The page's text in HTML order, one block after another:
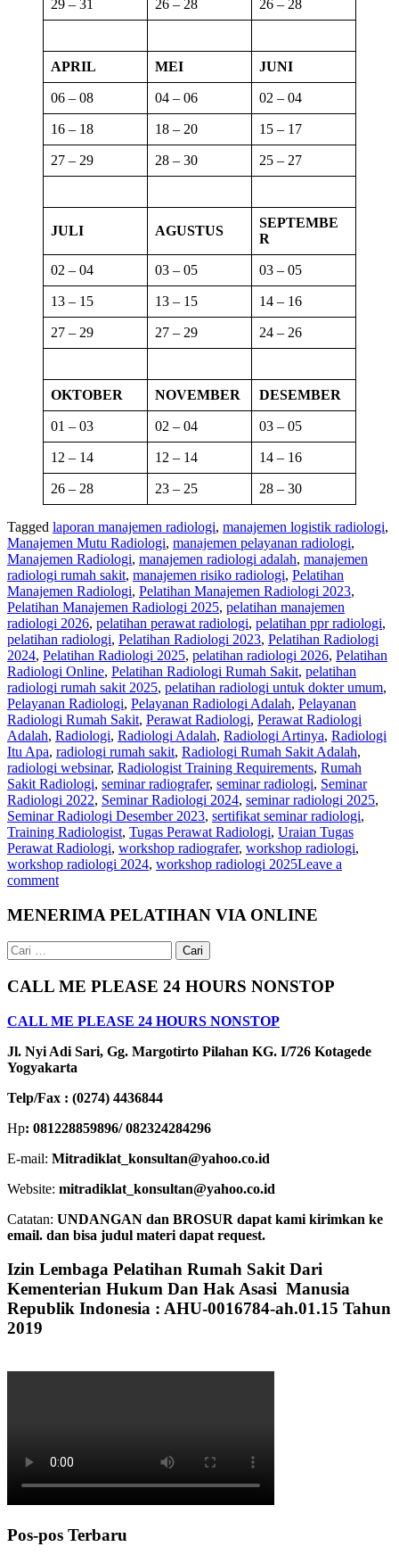
29 – 31 26 – 28 26 – 28
APRIL MEI JUNI
06 – 08 04 – 06 02 – 04
16 – 18 18 – 20 15 – 17
27 – 29 28 – 30 25 – 27
JULI AGUSTUS
SEPTEMBE
R
02 – 04 03 – 05 03 – 05
13 – 15 13 – 15 14 – 16
27 – 29 27 – 29 24 – 26
OKTOBER NOVEMBER DESEMBER
01 – 03 02 – 04 03 – 05
12 – 14 12 – 14 14 – 16
26 – 28 23 – 25 28 – 30
Tagged laporan manajemen radiologi, manajemen logistik radiologi,
Manajemen Mutu Radiologi, manajemen pelayanan radiologi,
Manajemen Radiologi, manajemen radiologi adalah, manajemen
radiologi rumah sakit, manajemen risiko radiologi, Pelatihan
Manajemen Radiologi, Pelatihan Manajemen Radiologi 2023,
Pelatihan Manajemen Radiologi 2025, pelatihan manajemen
radiologi 2026, pelatihan perawat radiologi, pelatihan ppr radiologi,
pelatihan radiologi, Pelatihan Radiologi 2023, Pelatihan Radiologi
2024, Pelatihan Radiologi 2025, pelatihan radiologi 2026, Pelatihan
Radiologi Online, Pelatihan Radiologi Rumah Sakit, pelatihan
radiologi rumah sakit 2025, pelatihan radiologi untuk dokter umum,
Pelayanan Radiologi, Pelayanan Radiologi Adalah, Pelayanan
Radiologi Rumah Sakit, Perawat Radiologi, Perawat Radiologi
Adalah, Radiologi, Radiologi Adalah, Radiologi Artinya, Radiologi
Itu Apa, radiologi rumah sakit, Radiologi Rumah Sakit Adalah,
radiologi websinar, Radiologist Training Requirements, Rumah
Sakit Radiologi, seminar radiografer, seminar radiologi, Seminar
Radiologi 2022, Seminar Radiologi 2024, seminar radiologi 2025,
Seminar Radiologi Desember 2023, sertifikat seminar radiologi,
Training Radiologist, Tugas Perawat Radiologi, Uraian Tugas
Perawat Radiologi, workshop radiografer, workshop radiologi,
workshop radiologi 2024, workshop radiologi 2025Leave a
comment
MENERIMA PELATIHAN VIA ONLINE
Cari
untuk:
CALL ME PLEASE 24 HOURS NONSTOP
CALL ME PLEASE 24 HOURS NONSTOP
Jl. Nyi Adi Sari, Gg. Margotirto Pilahan KG. I/726 Kotagede
Yogyakarta
Telp/Fax : (0274) 4436844
Hp: 081228859896/ 082324284296
E-mail: Mitradiklat_konsultan@yahoo.co.id
Website: mitradiklat_konsultan@yahoo.co.id
Catatan: UNDANGAN dan BROSUR dapat kami kirimkan ke
email. dan bisa judul materi dapat request.
Izin Lembaga Pelatihan Rumah Sakit Dari
Kementerian Hukum Dan Hak Asasi Manusia
Republik Indonesia : AHU-0016784-ah.01.15 Tahun
2019
Pos-pos Terbaru